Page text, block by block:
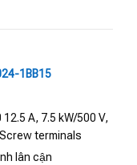
1BB15
A, 7.5 kW/500 V,
terminals
lân cận